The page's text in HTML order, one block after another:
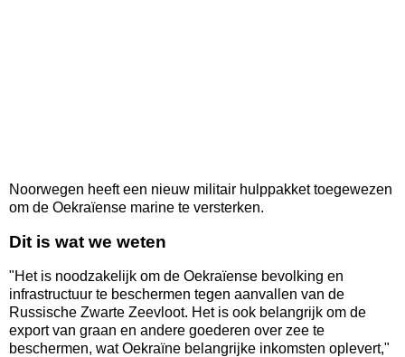
Noorwegen heeft een nieuw militair hulppakket toegewezen
om de Oekraïense marine te versterken.
Dit is wat we weten
"Het is noodzakelijk om de Oekraïense bevolking en
infrastructuur te beschermen tegen aanvallen van de
Russische Zwarte Zeevloot. Het is ook belangrijk om de
export van graan en andere goederen over zee te
beschermen, wat Oekraïne belangrijke inkomsten oplevert,"